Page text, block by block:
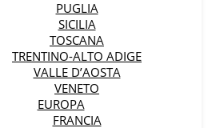
PUGLIA
SICILIA
TOSCANA
TRENTINO-ALTO ADIGE
VALLE D’AOSTA
VENETO
EUROPA
FRANCIA